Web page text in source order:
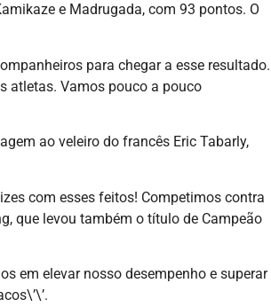
e Madrugada, com 93 pontos. O
para chegar a esse resultado.
atletas. Vamos pouco a pouco
ao veleiro do francês Eric Tabarly,
com esses feitos! Competimos contra
que levou também o título de Campeão
em elevar nosso desempenho e superar